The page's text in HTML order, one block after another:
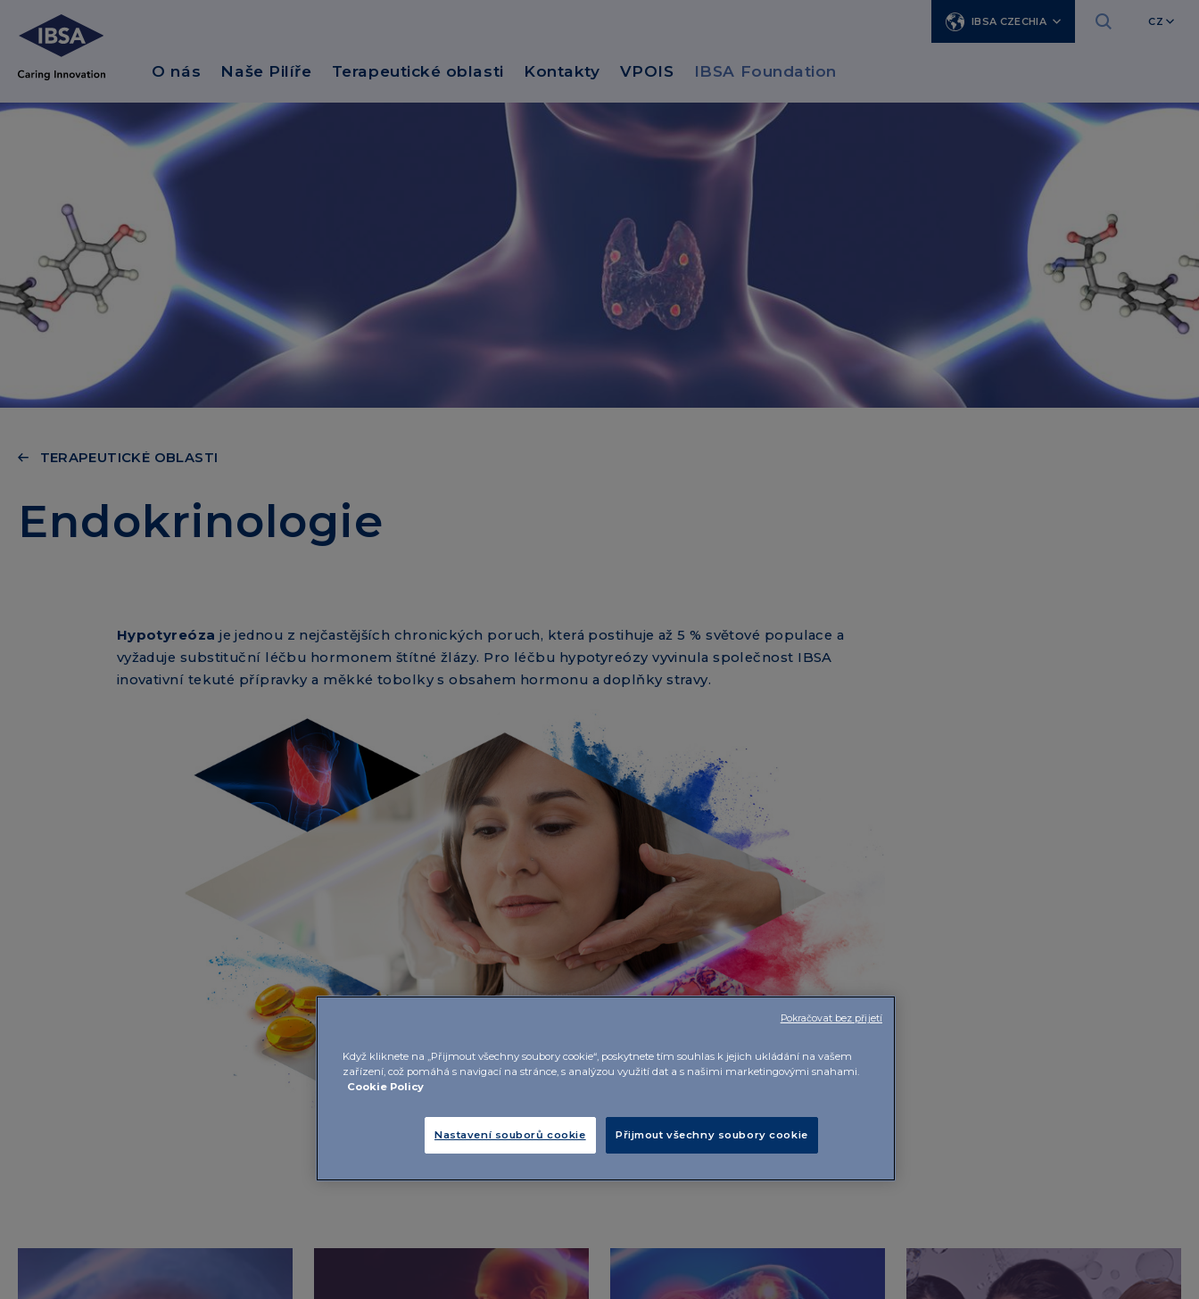
IBSA CZECHIA CZ
O nás Naše Pilíře Terapeutické oblasti Kontakty VPOIS IBSA Foundation
TERAPEUTICKÉ OBLASTI
Endokrinologie
Hypotyreózaje jednou z nejčastějších chronických poruch, která postihuje až 5 % světové populace a
vyžaduje substituční léčbu hormonem štítné žlázy. Pro léčbu hypotyreózy vyvinula společnost IBSA
inovativní tekuté přípravky a měkké tobolky s obsahem hormonu a doplňky stravy.
Když kliknete na „Přijmout všechny soubory cookie“, poskytnete tím souhlas k jejich ukládání na vašem
zařízení, což pomáhá s navigací na stránce, s analýzou využití dat a s našimi marketingovými snahami.
Cookie Policy
Nastavení souborů cookie Přijmout všechny soubory cookie
Pokračovat bez přijetí